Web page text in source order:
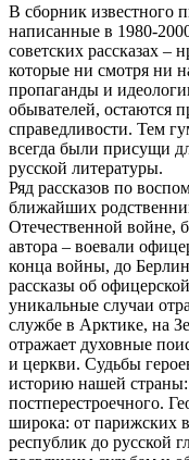
В сборник известного
написанные в 1980-
советских рассказах –
которые ни смотря ни
пропаганды и
обывателей, остаются
справедливости. Тем
всегда были присущи
русской литературы.
Ряд рассказов по
ближайших
Отечественной войне,
автора – воевали
конца войны, до
рассказы об
уникальные случаи
службе в Арктике, на
отражает духовные
и церкви. Судьбы
историю нашей
постперестроечного.
широка: от парижских
республик до русской